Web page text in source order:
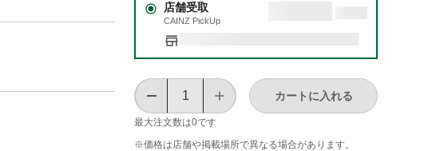
店舗受取
CAINZ PickUp
最大注文数は0です
カートに入れる
※価格は​店舗や​掲載場所で​異なる​場合が​あります。